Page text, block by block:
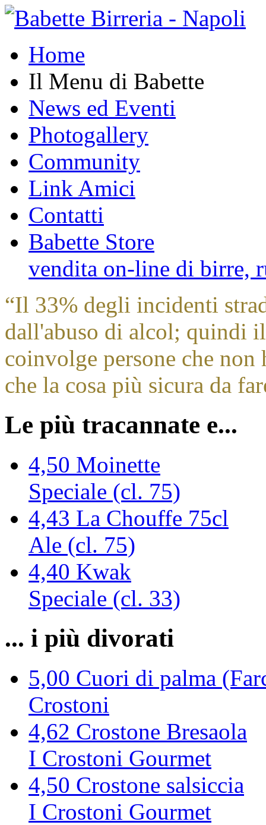
Home
Il Menu di Babette
News ed Eventi
Photogallery
Community
Link Amici
Contatti
Babette Store
vendita on-line di birre,
“Il 33% degli incidenti
dall'abuso di alcol; quindi
coinvolge persone che
che la cosa più sicura da
Le più tracannate e...
4,50 Moinette
Speciale (cl. 75)
4,43 La Chouffe 75cl
Ale (cl. 75)
4,40 Kwak
Speciale (cl. 33)
... i più divorati
5,00 Cuori di palma
Crostoni
4,62 Crostone Bresaola
I Crostoni Gourmet
4,50 Crostone salsiccia
I Crostoni Gourmet